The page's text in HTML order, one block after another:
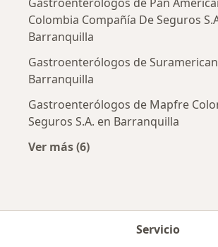
Colombia Compañía De Seguros
Barranquilla
Gastroenterólogos de
Barranquilla
Gastroenterólogos de Mapfre
Seguros S.A. en Barranquilla
Ver más (6)
Servicio